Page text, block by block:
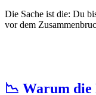
Die Sache ist die: Du
vor dem
📉 Warum